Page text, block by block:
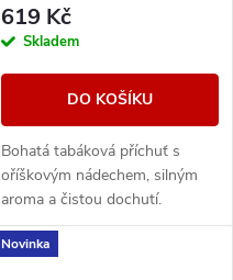
619 Kč
Skladem
DO KOŠÍKU
Bohatá tabáková příchuť s
oříškovým nádechem, silným
aroma a čistou dochutí.
Novinka